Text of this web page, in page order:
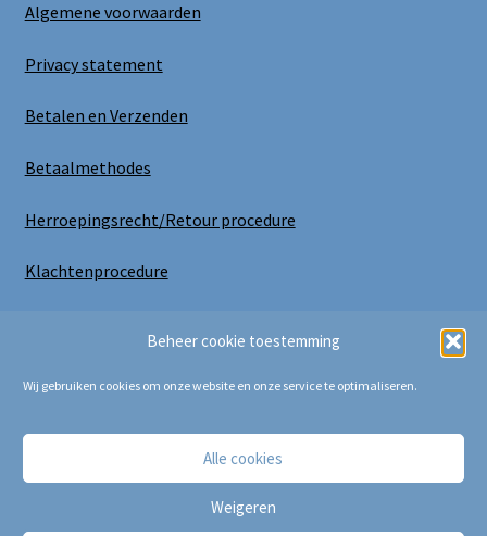
Beheer cookie toestemming
Wij gebruiken cookies om onze website en onze service te optimaliseren.
Alle cookies
Weigeren
Algemene voorwaarden
Privacy statement
Betalen en Verzenden
Betaalmethodes
Herroepingsrecht/Retour procedure
Klachtenprocedure
Copyright Bij Cora 2025